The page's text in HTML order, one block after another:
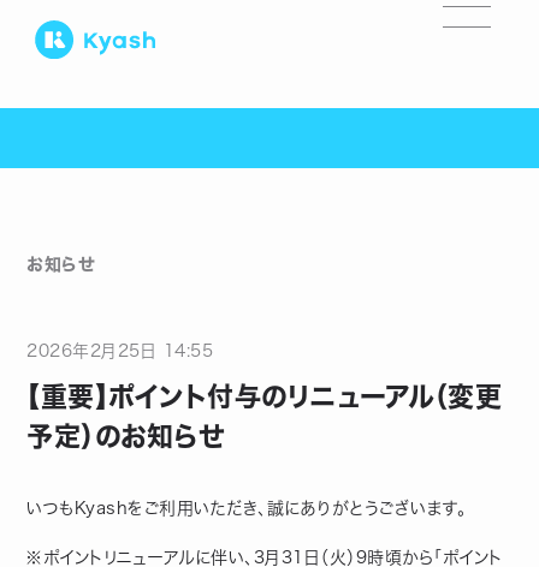
お知らせ
2026年 2月 25 日 14:55
【重要】ポイント付与のリニューアル（変更
予定）のお知らせ
いつもKyashをご利用いただき、誠にありがとうございます。
※ポイントリニューアルに伴い、3月31日（火）9時頃から「ポイント